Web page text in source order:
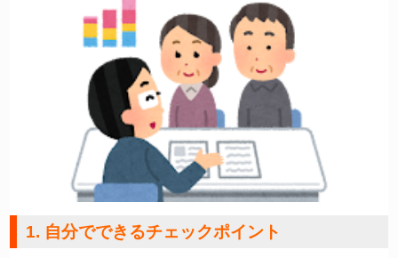
1. 自分でできるチェックポイント